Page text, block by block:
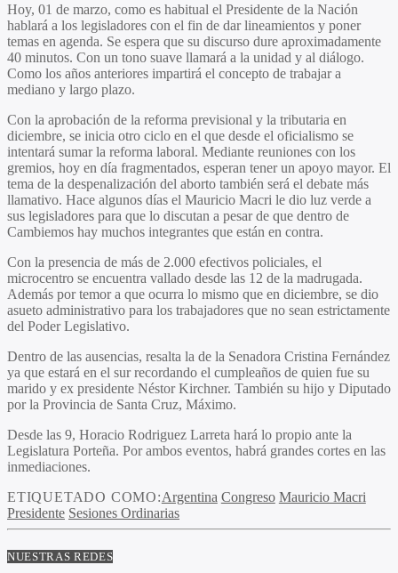
Hoy, 01 de marzo, como es habitual el Presidente de la Nación
hablará a los legisladores con el fin de dar lineamientos y poner
temas en agenda. Se espera que su discurso dure aproximadamente
40 minutos. Con un tono suave llamará a la unidad y al diálogo.
Como los años anteriores impartirá el concepto de trabajar a
mediano y largo plazo.
Con la aprobación de la reforma previsional y la tributaria en
diciembre, se inicia otro ciclo en el que desde el oficialismo se
intentará sumar la reforma laboral. Mediante reuniones con los
gremios, hoy en día fragmentados, esperan tener un apoyo mayor. El
tema de la despenalización del aborto también será el debate más
llamativo. Hace algunos días el Mauricio Macri le dio luz verde a
sus legisladores para que lo discutan a pesar de que dentro de
Cambiemos hay muchos integrantes que están en contra.
Con la presencia de más de 2.000 efectivos policiales, el
microcentro se encuentra vallado desde las 12 de la madrugada.
Además por temor a que ocurra lo mismo que en diciembre, se dio
asueto administrativo para los trabajadores que no sean estrictamente
del Poder Legislativo.
Dentro de las ausencias, resalta la de la Senadora Cristina Fernández
ya que estará en el sur recordando el cumpleaños de quien fue su
marido y ex presidente Néstor Kirchner. También su hijo y Diputado
por la Provincia de Santa Cruz, Máximo.
Desde las 9, Horacio Rodriguez Larreta hará lo propio ante la
Legislatura Porteña. Por ambos eventos, habrá grandes cortes en las
inmediaciones.
ETIQUETADO COMO:Argentina Congreso Mauricio Macri
Presidente Sesiones Ordinarias
NUESTRAS REDES